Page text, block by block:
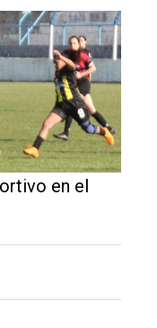
en el